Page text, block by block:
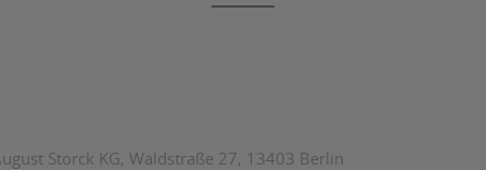
Storck KG, Waldstraße 27, 13403 Berlin